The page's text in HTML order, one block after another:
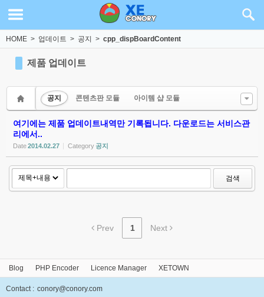
HOME > 업데이트 > 공지 > cpp_dispBoardContent
제품 업데이트
공지 콘텐츠판 모듈 아이템 샵 모듈
여기에는 제품 업데이트내역만 기록됩니다. 다운로드는 서비스관
리에서..
Date2014.02.27 Category공지
검색
Prev 1 Next
Blog PHP Encoder Licence Manager XETOWN
Contact : conory@conory.com